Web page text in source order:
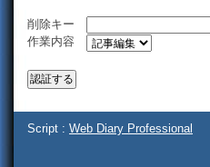
削除キー
作業内容
Script : Web Diary Professional